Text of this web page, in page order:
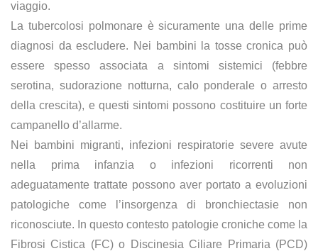
viaggio.
La tubercolosi polmonare è sicuramente una delle prime
diagnosi da escludere. Nei bambini la tosse cronica può
essere spesso associata a sintomi sistemici (febbre
serotina, sudorazione notturna, calo ponderale o arresto
della crescita), e questi sintomi possono costituire un forte
campanello d’allarme.
Nei bambini migranti, infezioni respiratorie severe avute
nella prima infanzia o infezioni ricorrenti non
adeguatamente trattate possono aver portato a evoluzioni
patologiche come l’insorgenza di bronchiectasie non
riconosciute. In questo contesto patologie croniche come la
Fibrosi Cistica (FC) o Discinesia Ciliare Primaria (PCD)